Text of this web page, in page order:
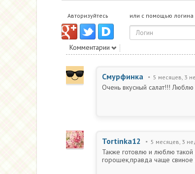
Авторизуйтесь или с помощью логина
Комментарии
Смурфинка 5 месяцев, 3
Очень вкусный салат!!! Люблю
Tortinka12 5 месяцев, 3
Также готовлю и люблю
горошек,правда чаще свиное